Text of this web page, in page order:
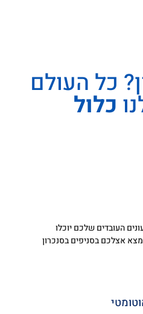
כל העולם
כלול
העובדים שלכם יוכלו
אצלכם בסניפים בסנכרון